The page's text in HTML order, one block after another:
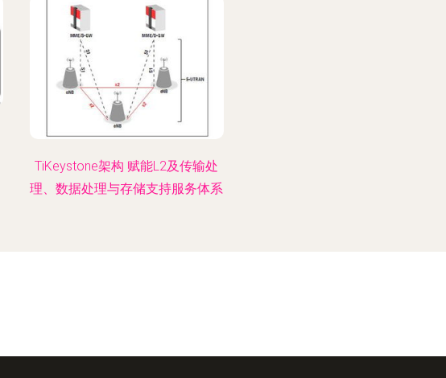
TiKeystone架构 赋能L2及传输处
理、数据处理与存储支持服务体系